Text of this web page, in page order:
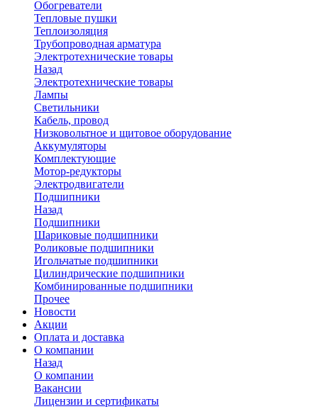
Обогреватели
Тепловые пушки
Теплоизоляция
Трубопроводная арматура
Электротехнические товары
Назад
Электротехнические товары
Лампы
Светильники
Кабель, провод
Низковольтное и щитовое оборудование
Аккумуляторы
Комплектующие
Мотор-редукторы
Электродвигатели
Подшипники
Назад
Подшипники
Шариковые подшипники
Роликовые подшипники
Игольчатые подшипники
Цилиндрические подшипники
Комбинированные подшипники
Прочее
Новости
Акции
Оплата и доставка
О компании
Назад
О компании
Вакансии
Лицензии и сертификаты